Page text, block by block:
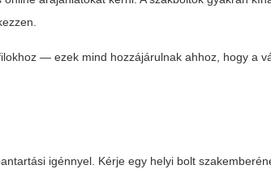
— ezek mind hozzájárulnak ahhoz, hogy a
igénnyel. Kérje egy helyi bolt